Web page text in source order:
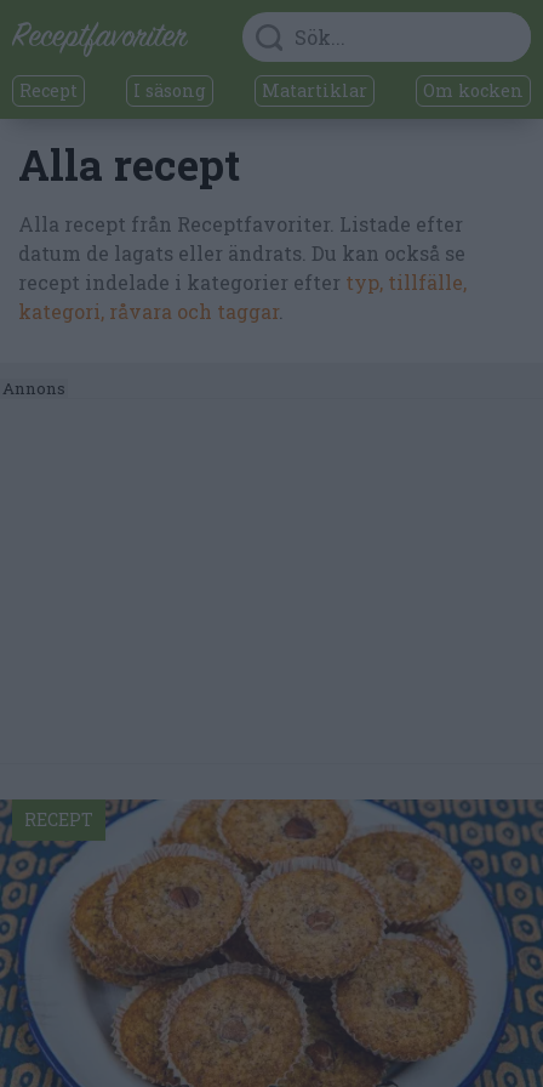
Recept I säsong Matartiklar Om kocken
Alla recept
Alla recept från Receptfavoriter. Listade efter
datum de lagats eller ändrats. Du kan också se
recept indelade i kategorier efter typ, tillfälle,
kategori, råvara och taggar.
RECEPT